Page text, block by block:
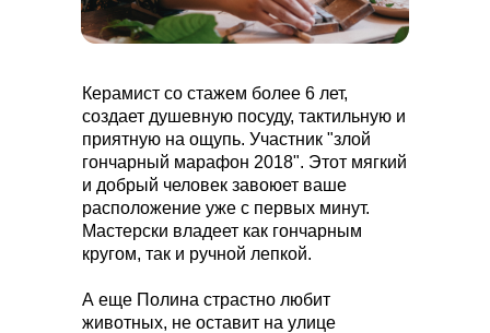
Керамист со стажем более 6 лет,
создает душевную посуду, тактильную и
приятную на ощупь. Участник "злой
гончарный марафон 2018". Этот мягкий
и добрый человек завоюет ваше
расположение уже с первых минут.
Мастерски владеет как гончарным
кругом, так и ручной лепкой.
А еще Полина страстно любит
животных, не оставит на улице